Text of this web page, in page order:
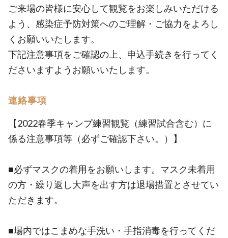
ご来場の皆様に安心して観覧をお楽しみいただける
よう、感染症予防対策へのご理解・ご協力をよろし
くお願いいたします。
下記注意事項をご確認の上、申込手続きを行ってく
ださいますようお願いいたします。
連絡事項
【2022春季キャンプ練習観覧（練習試合含む）に
係る注意事項等（必ずご確認下さい。）】
■必ずマスクの着用をお願いします。マスク未着用
の方・繰り返し大声を出す方は退場措置とさせてい
ただきます。
■場内ではこまめな手洗い・手指消毒を行ってくだ